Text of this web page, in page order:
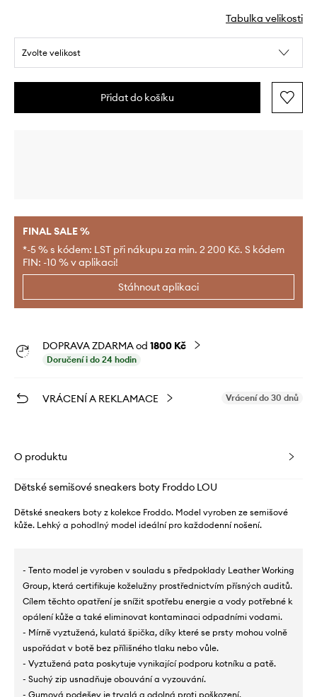
Tabulka velikosti
Zvolte velikost
Přidat do košíku
FINAL SALE %
*-5 % s kódem: LST při nákupu za min. 2 200 Kč. S kódem
FIN: -10 % v aplikaci!
Stáhnout aplikaci
DOPRAVA ZDARMA od 1800 Kč
Doručení i do 24 hodin
VRÁCENÍ A REKLAMACE Vrácení do 30 dnů
O produktu
Dětské semišové sneakers boty Froddo LOU
Dětské sneakers boty z kolekce Froddo. Model vyroben ze semišové
kůže. Lehký a pohodlný model ideální pro každodenní nošení.
- Tento model je vyroben v souladu s předpoklady Leather Working
Group, která certifikuje koželužny prostřednictvím přísných auditů.
Cílem těchto opatření je snížit spotřebu energie a vody potřebné k
opálení kůže a také eliminovat kontaminaci odpadními vodami.
- Mírně vyztužená, kulatá špička, díky které se prsty mohou volně
uspořádat v botě bez přílišného tlaku nebo vůle.
- Vyztužená pata poskytuje vynikající podporu kotníku a patě.
- Suchý zip usnadňuje obouvání a vyzouvání.
- Gumová podešev je trvalá a odolná proti poškození.